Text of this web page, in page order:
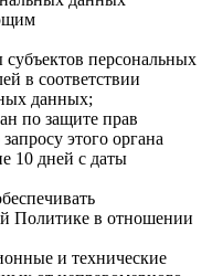
персональных
в соответствии
данных;
по защите прав
этого органа
10 дней с даты
Политике в отношении
и технические